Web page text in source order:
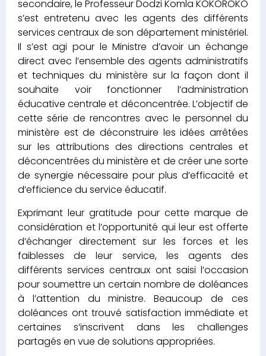
secondaire, le Professeur Dodzi Komla KOKOROKO
s’est entretenu avec les agents des différents
services centraux de son département ministériel.
Il s’est agi pour le Ministre d’avoir un échange
direct avec l’ensemble des agents administratifs
et techniques du ministère sur la façon dont il
souhaite voir fonctionner l’administration
éducative centrale et déconcentrée. L’objectif de
cette série de rencontres avec le personnel du
ministère est de déconstruire les idées arrêtées
sur les attributions des directions centrales et
déconcentrées du ministère et de créer une sorte
de synergie nécessaire pour plus d’efficacité et
d’efficience du service éducatif.
Exprimant leur gratitude pour cette marque de
considération et l’opportunité qui leur est offerte
d’échanger directement sur les forces et les
faiblesses de leur service, les agents des
différents services centraux ont saisi l’occasion
pour soumettre un certain nombre de doléances
à l’attention du ministre. Beaucoup de ces
doléances ont trouvé satisfaction immédiate et
certaines s’inscrivent dans les challenges
partagés en vue de solutions appropriées.